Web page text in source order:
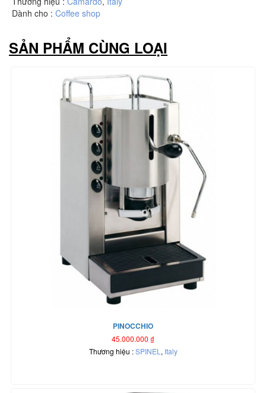
Dành cho : Coffee shop
SẢN PHẨM CÙNG LOẠI
PINOCCHIO
45.000.000 ₫
Thương hiệu :SPINEL , Italy